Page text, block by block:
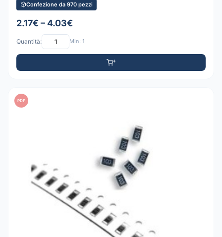
Confezione da 970 pezzi
2.17€ – 4.03€
Quantità: Min: 1
PDF